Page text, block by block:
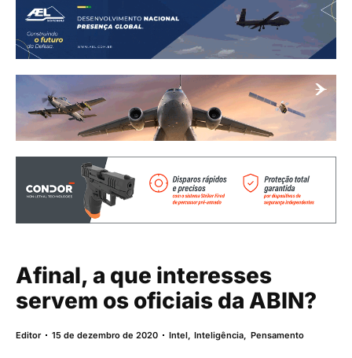
Afinal, a que interesses
servem os oficiais da ABIN?
Editor 15 de dezembro de 2020 Intel,Inteligência, Pensamento